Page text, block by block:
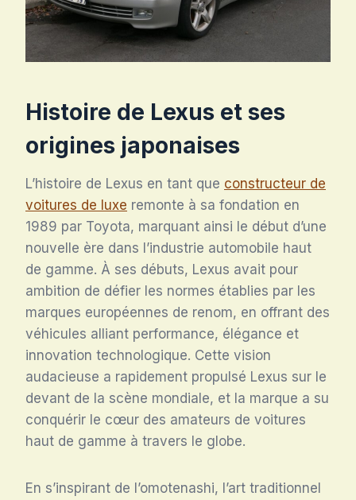
Histoire de Lexus et ses
origines japonaises
L’histoire de Lexus en tant que constructeur de
voitures de luxe remonte à sa fondation en
1989 par Toyota, marquant ainsi le début d’une
nouvelle ère dans l’industrie automobile haut
de gamme. À ses débuts, Lexus avait pour
ambition de défier les normes établies par les
marques européennes de renom, en offrant des
véhicules alliant performance, élégance et
innovation technologique. Cette vision
audacieuse a rapidement propulsé Lexus sur le
devant de la scène mondiale, et la marque a su
conquérir le cœur des amateurs de voitures
haut de gamme à travers le globe.
En s’inspirant de l’omotenashi, l’art traditionnel